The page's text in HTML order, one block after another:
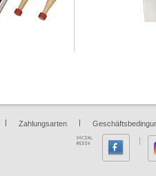
| Zahlungsarten |